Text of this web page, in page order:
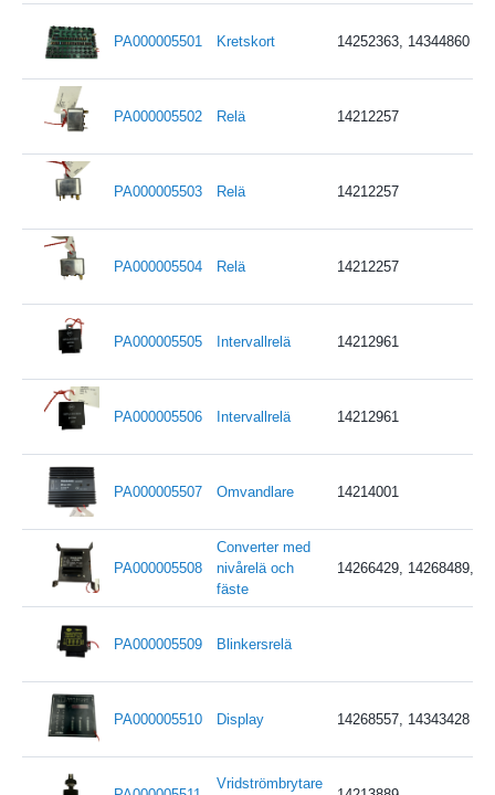
PA000005501 Kretskort 14252363, 14344860
PA000005502 Relä 14212257
PA000005503 Relä 14212257
PA000005504 Relä 14212257
PA000005505 Intervallrelä 14212961
PA000005506 Intervallrelä 14212961
PA000005507 Omvandlare 14214001
PA000005508
Converter med
nivårelä och
fäste
14266429, 14268489,
PA000005509 Blinkersrelä
PA000005510 Display 14268557, 14343428
Vridströmbrytare